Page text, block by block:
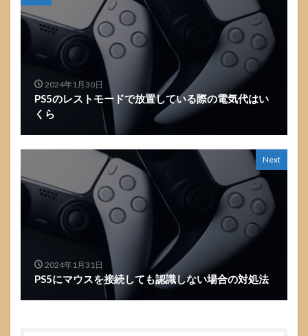
2024年1月30日
PS5のレストモードで放置している際の電気代はい
くら
Next
2024年1月31日
PS5にマウスを接続しても認識しない場合の対処法